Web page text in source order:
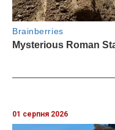
01 серпня 2026